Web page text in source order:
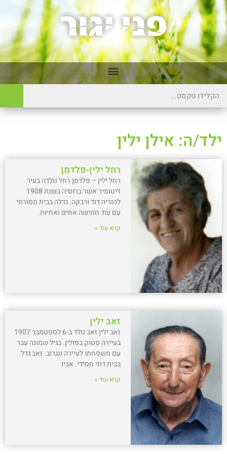
ילד/ה: אילן ילין
רחל ילין-פלדמן
רחל ילין – פלדמן רחל נולדה בעיר
ז'יטומיר אשר ברוסיה בשנת 1908
להוריה דוד ורבקה. גדלה בבית מסורתי
עם עוד חמישה אחים ואחיות.
קרא עוד »
זאב ילין
זאב ילין זאב נולד ב-6 לספטמבר 1907
בעיירה סטוק בפולין. בגיל שמונה עבר
עם משפחתו לעיירה ונגרוב. זאב גדל
בבית דתי חסידי. אביו
קרא עוד »